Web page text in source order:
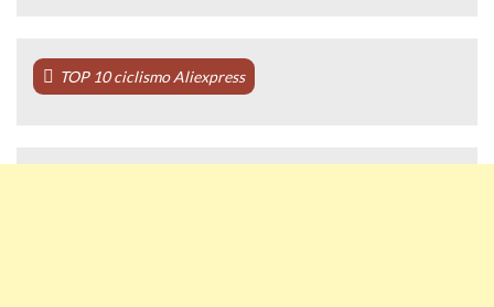
TOP 10 ciclismo Aliexpress